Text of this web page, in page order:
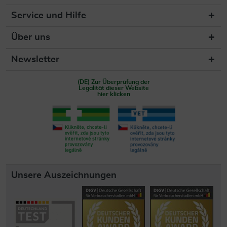
Service und Hilfe
Über uns
Newsletter
(DE) Zur Überprüfung der
Legalität dieser Website
hier klicken
Unsere Auszeichnungen